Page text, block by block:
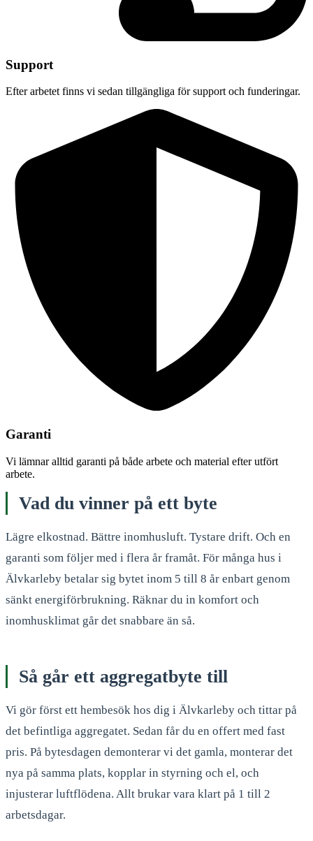
Support
Efter arbetet finns vi sedan tillgängliga för support och funderingar.
Garanti
Vi lämnar alltid garanti på både arbete och material efter utfört
arbete.
Vad du vinner på ett byte
Lägre elkostnad. Bättre inomhusluft. Tystare drift. Och en
garanti som följer med i flera år framåt. För många hus i
Älvkarleby betalar sig bytet inom 5 till 8 år enbart genom
sänkt energiförbrukning. Räknar du in komfort och
inomhusklimat går det snabbare än så.
Så går ett aggregatbyte till
Vi gör först ett hembesök hos dig i Älvkarleby och tittar på
det befintliga aggregatet. Sedan får du en offert med fast
pris. På bytesdagen demonterar vi det gamla, monterar det
nya på samma plats, kopplar in styrning och el, och
injusterar luftflödena. Allt brukar vara klart på 1 till 2
arbetsdagar.